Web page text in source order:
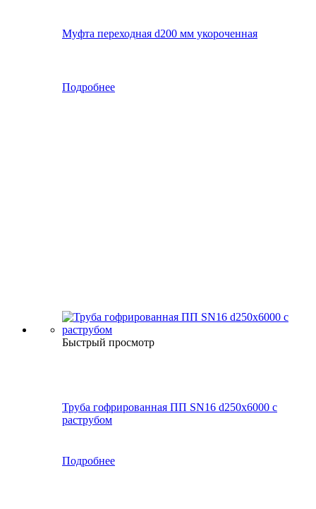
Муфта переходная d200 мм укороченная
Подробнее
Быстрый просмотр
Труба гофрированная ПП SN16 d250х6000 с
раструбом
Подробнее